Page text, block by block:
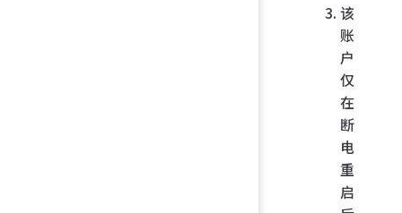
该
账
户
仅
在
断
电
重
启